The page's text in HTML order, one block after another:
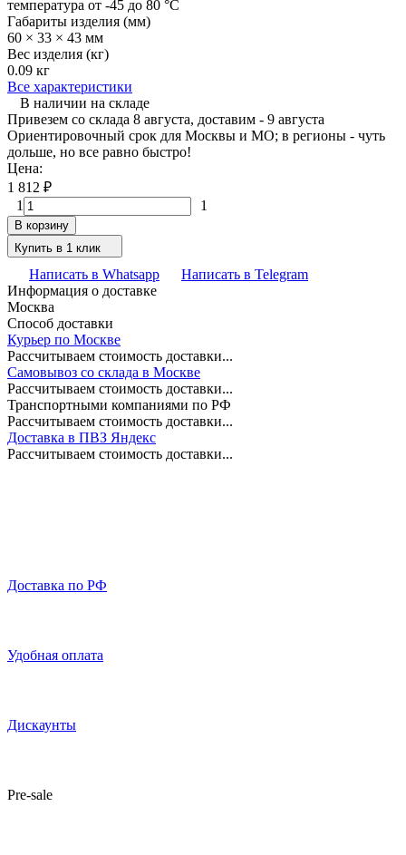
температура от -45 до 80 °C
Габариты изделия (мм)
60 × 33 × 43 мм
Вес изделия (кг)
0.09 кг
Все характеристики
В наличии на складе
Привезем со склада 8 августа, доставим - 9 августа
Ориентировочный срок для Москвы и МО; в регионы - чуть
дольше, но все равно быстро!
Цена:
1 812 ₽
1
1
В корзину
Купить в 1 клик
Написать в Whatsapp
Написать в Telegram
Информация о доставке
Москва
Способ доставки
Курьер по Москве
Рассчитываем стоимость доставки...
Самовывоз со склада в Москве
Рассчитываем стоимость доставки...
Транспортными компаниями по РФ
Рассчитываем стоимость доставки...
Доставка в ПВЗ Яндекс
Рассчитываем стоимость доставки...
Доставка по РФ
Удобная оплата
Дискаунты
Pre-sale